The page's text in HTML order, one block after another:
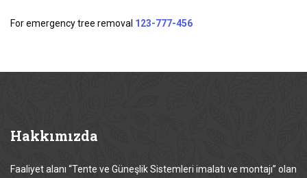
For emergency tree removal 123-777-456
Hakkımızda
Faaliyet alanı “Tente ve Güneşlik Sistemleri imalatı ve montajı” olan